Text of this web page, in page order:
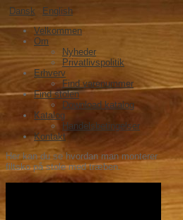
Dansk
English
Velkommen
Om
Nyheder
Privatlivspolitik
Erhverv
Find varenummer
Find stolen
Download katalog
Katalog
Handelsbetingelser
Kontakt
Her kan du se hvordan man monterer
filtsko på stole med træben.